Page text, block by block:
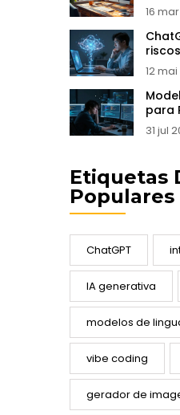
16
12
para
31 jul
Etiquetas
Populares
ChatGPT
IA generativa
modelos de
vibe coding
gerador de